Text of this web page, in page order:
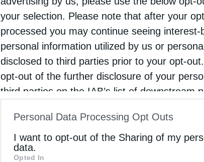
your selection. Please note that after your
processed you may continue seeing
personal information utilized by us or
disclosed to third parties prior to your opt-
opt-out of the further disclosure of your
third parties on the IAB’s list of downstream
IAB’s List of Downstream Participantsthat
other third parties.
Personal Data Processing Opt Outs
I want to opt-out of the Sharing of my
data.
Opted In